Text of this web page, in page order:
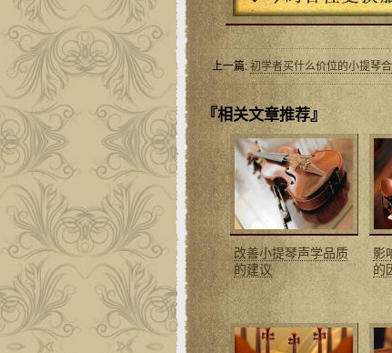
上一篇:初学者买什么价位的小提琴
『相关文章推荐』
改善小提琴声学品质
的建议
影
的